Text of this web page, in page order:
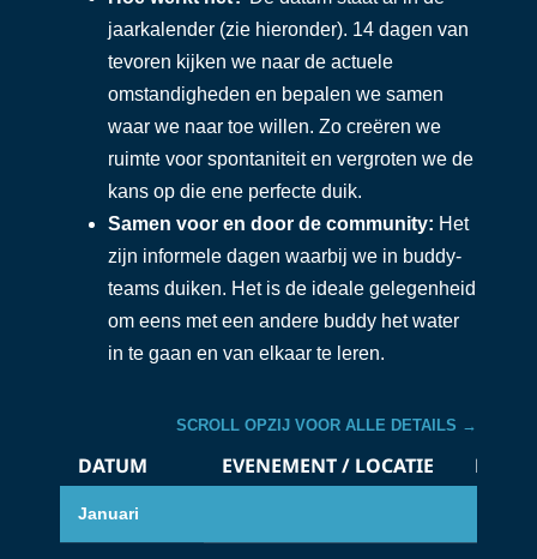
jaarkalender (zie hieronder). 14 dagen van
tevoren kijken we naar de actuele
omstandigheden en bepalen we samen
waar we naar toe willen. Zo creëren we
ruimte voor spontaniteit en vergroten we de
kans op die ene perfecte duik.
Samen voor en door de community: Het
zijn informele dagen waarbij we in buddy-
teams duiken. Het is de ideale gelegenheid
om eens met een andere buddy het water
in te gaan en van elkaar te leren.
SCROLL OPZIJ VOOR ALLE DETAILS →
DATUM EVENEMENT / LOCATIE
Januari